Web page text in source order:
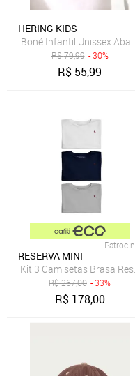
HERING KIDS
Boné Infantil Unissex
R$79,99 - 30%
R$ 55,99
RESERVA MINI
Kit 3 Camisetas Brasa
R$267,00 - 33%
R$ 178,00